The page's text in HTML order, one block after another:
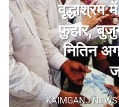
वृद्धाश्रम
फुहार,
नितिन
KAIMGANJ NEWS